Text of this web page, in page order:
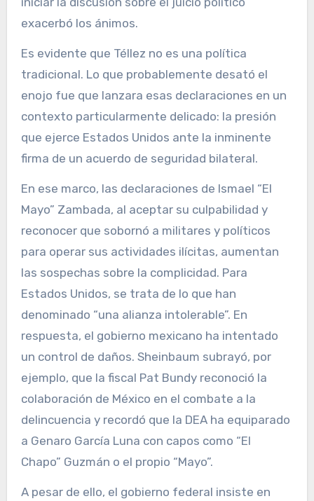
exacerbó los ánimos.
Es evidente que Téllez no es una política
tradicional. Lo que probablemente desató el
enojo fue que lanzara esas declaraciones en un
contexto particularmente delicado: la presión
que ejerce Estados Unidos ante la inminente
firma de un acuerdo de seguridad bilateral.
En ese marco, las declaraciones de Ismael “El
Mayo” Zambada, al aceptar su culpabilidad y
reconocer que sobornó a militares y políticos
para operar sus actividades ilícitas, aumentan
las sospechas sobre la complicidad. Para
Estados Unidos, se trata de lo que han
denominado “una alianza intolerable”. En
respuesta, el gobierno mexicano ha intentado
un control de daños. Sheinbaum subrayó, por
ejemplo, que la fiscal Pat Bundy reconoció la
colaboración de México en el combate a la
delincuencia y recordó que la DEA ha equiparado
a Genaro García Luna con capos como “El
Chapo” Guzmán o el propio “Mayo”.
A pesar de ello, el gobierno federal insiste en